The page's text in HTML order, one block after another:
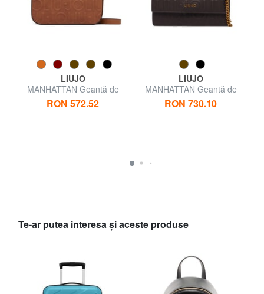
LIUJO
MANHATTAN Geantă de
umăr mini
RON 572.52
LIUJO
MANHATTAN Geantă de
umăr
RON 730.10
Te-ar putea interesa şi aceste produse